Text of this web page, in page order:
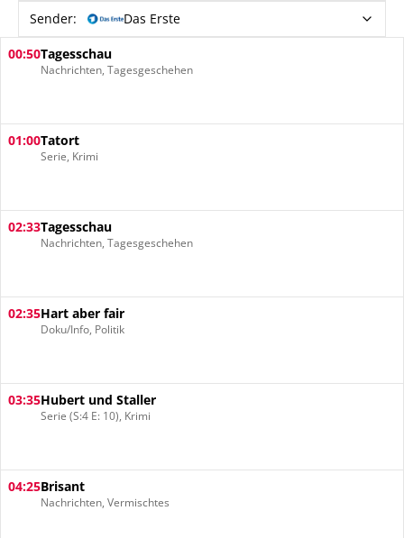
Sender: Das Erste
00:50Tagesschau
Nachrichten, Tagesgeschehen
01:00Tatort
Serie, Krimi
02:33Tagesschau
Nachrichten, Tagesgeschehen
02:35Hart aber fair
Doku/Info, Politik
03:35Hubert und Staller
Serie (S:4 E: 10), Krimi
04:25Brisant
Nachrichten, Vermischtes